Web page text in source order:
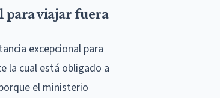
para viajar fuera
excepcional para
la cual está obligado a
el ministerio